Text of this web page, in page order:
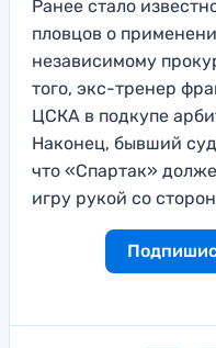
Ранее стало
пловцов о
независимому
того, экс-тренер
ЦСКА в подкупе
Наконец, бывший
что «Спартак»
игру рукой со